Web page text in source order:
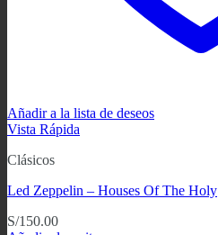
Añadir a la lista de deseos
Vista Rápida
Clásicos
Led Zeppelin ‎– Houses Of The Holy
S/150.00